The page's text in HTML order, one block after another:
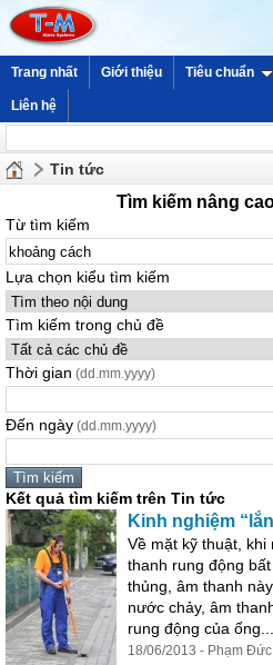
Trang nhất Giới thiệu Tiêu chuẩn
Liên hệ
Tin tức
Tìm kiếm nâng
Từ tìm kiếm
Lựa chọn kiểu tìm kiếm
Tìm kiếm trong chủ đề
Thời gian (dd.mm.yyyy)
Đến ngày (dd.mm.yyyy)
Kết quả tìm kiếm trên Tin tức
Kinh nghiệm
Về mặt kỹ thuật,
thanh rung động
thủng, âm thanh
nước chảy, âm
rung động của ống....
18/06/2013 - Phạm